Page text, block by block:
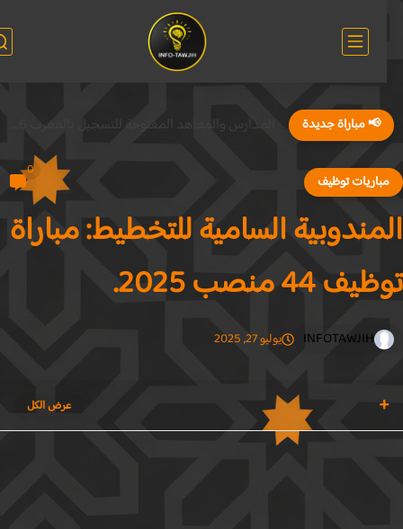
📢 مباراة جديدة
توظيف
0
السامية للتخطيط: مباراة
44 منصب 2025.
INFOTAWJIH يوليو 27, 2025